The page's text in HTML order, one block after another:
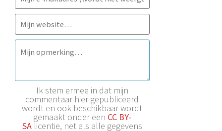
Ik stem ermee in dat mijn
commentaar hier gepubliceerd
wordt en ook beschikbaar wordt
gemaakt onder een CC BY-
SAlicentie, net als alle gegevens